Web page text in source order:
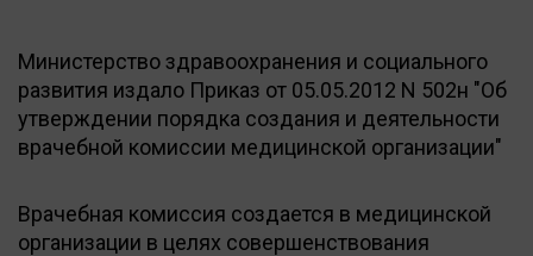
Министерство здравоохранения и социального
развития издало Приказ от 05.05.2012 N 502н "Об
утверждении порядка создания и деятельности
врачебной комиссии медицинской организации"
Врачебная комиссия создается в медицинской
организации в целях совершенствования